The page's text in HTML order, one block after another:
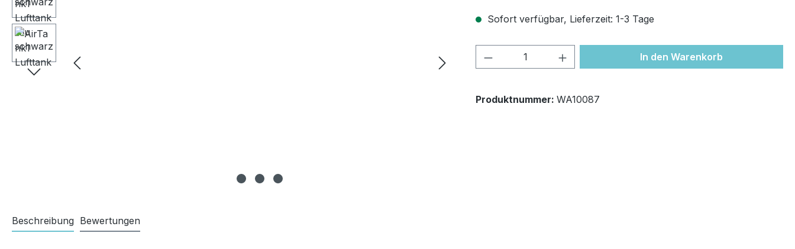
Sofort verfügbar, Lieferzeit: 1-3 Tage
Produkt Anzahl: Gib den gewünschten Wert
In den Warenkorb
Produktnummer: WA10087
Beschreibung Bewertungen